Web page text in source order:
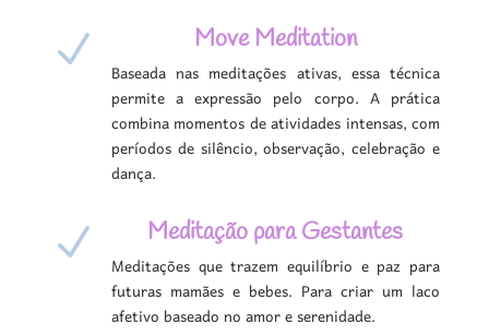
N Move Meditation
Baseada nas meditações ativas, essa técnica
permite a expressão pelo corpo. A prática
combina momentos de atividades intensas, com
períodos de silêncio, observação, celebração e
dança.
N Meditação para Gestantes
Meditações que trazem equilíbrio e paz para
futuras mamães e bebes. Para criar um laco
afetivo baseado no amor e serenidade.